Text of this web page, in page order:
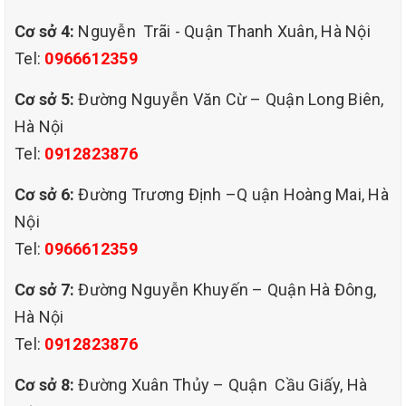
Cơ sở 4: Nguyễn Trãi - Quận Thanh Xuân, Hà Nội
Tel: 0966612359
Cơ sở 5: Đường Nguyễn Văn Cừ – Quận Long Biên,
Hà Nội
Tel: 0912823876
Cơ sở 6: Đường Trương Định –Q uận Hoàng Mai, Hà
Nội
Tel: 0966612359
Cơ sở 7:Đường Nguyễn Khuyến – Quận Hà Đông,
Hà Nội
Tel: 0912823876
Cơ sở 8:Đường Xuân Thủy – Quận Cầu Giấy, Hà